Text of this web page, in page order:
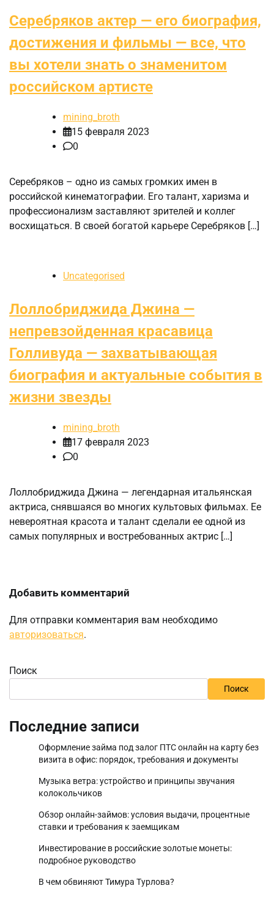
Серебряков актер — его биография,
достижения и фильмы — все, что
вы хотели знать о знаменитом
российском артисте
mining_broth
15 февраля 2023
0
Серебряков – одно из самых громких имен в
российской кинематографии. Его талант, харизма и
профессионализм заставляют зрителей и коллег
восхищаться. В своей богатой карьере Серебряков […]
Uncategorised
Лоллобриджида Джина —
непревзойденная красавица
Голливуда — захватывающая
биография и актуальные события в
жизни звезды
mining_broth
17 февраля 2023
0
Лоллобриджида Джина — легендарная итальянская
актриса, снявшаяся во многих культовых фильмах. Ее
невероятная красота и талант сделали ее одной из
самых популярных и востребованных актрис […]
Добавить комментарий
Для отправки комментария вам необходимо
авторизоваться.
Поиск
Поиск
Последние записи
Оформление займа под залог ПТС онлайн на карту без
визита в офис: порядок, требования и документы
Музыка ветра: устройство и принципы звучания
колокольчиков
Обзор онлайн-займов: условия выдачи, процентные
ставки и требования к заемщикам
Инвестирование в российские золотые монеты:
подробное руководство
В чем обвиняют Тимура Турлова?